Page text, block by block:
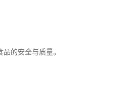
的安全与质量。